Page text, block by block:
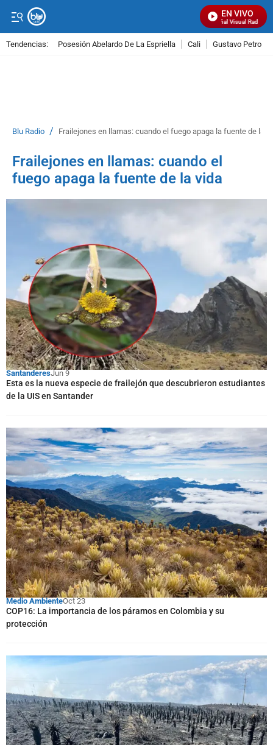
EN VIVO
Señal Visual Radio
Tendencias: Posesión Abelardo De La Espriella Cali Gustavo Petro
Blu Radio / Frailejones en llamas: cuando el fuego apaga la fuente de la
Frailejones en llamas: cuando el
fuego apaga la fuente de la vida
SantanderesJun 9
Esta es la nueva especie de frailejón que descubrieron estudiantes
de la UIS en Santander
Medio AmbienteOct 23
COP16: La importancia de los páramos en Colombia y su
protección